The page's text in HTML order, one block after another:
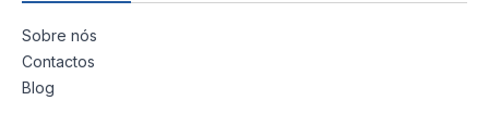
Sobre nós
Contactos
Blog